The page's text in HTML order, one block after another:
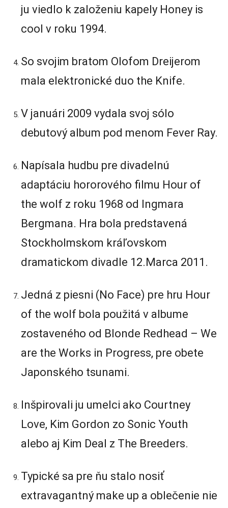
ju viedlo k založeniu kapely Honey is
cool v roku 1994.
So svojim bratom Olofom Dreijerom
mala elektronické duo the Knife.
V januári 2009 vydala svoj sólo
debutový album pod menom Fever Ray.
Napísala hudbu pre divadelnú
adaptáciu hororového filmu Hour of
the wolf z roku 1968 od Ingmara
Bergmana. Hra bola predstavená
Stockholmskom kráľovskom
dramatickom divadle 12.Marca 2011.
Jedná z piesni (No Face) pre hru Hour
of the wolf bola použitá v albume
zostaveného od Blonde Redhead – We
are the Works in Progress, pre obete
Japonského tsunami.
Inšpirovali ju umelci ako Courtney
Love, Kim Gordon zo Sonic Youth
alebo aj Kim Deal z The Breeders.
Typické sa pre ňu stalo nosiť
extravagantný make up a oblečenie nie